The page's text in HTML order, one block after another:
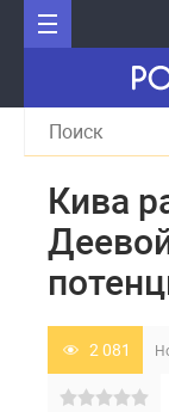
Кива
2 081